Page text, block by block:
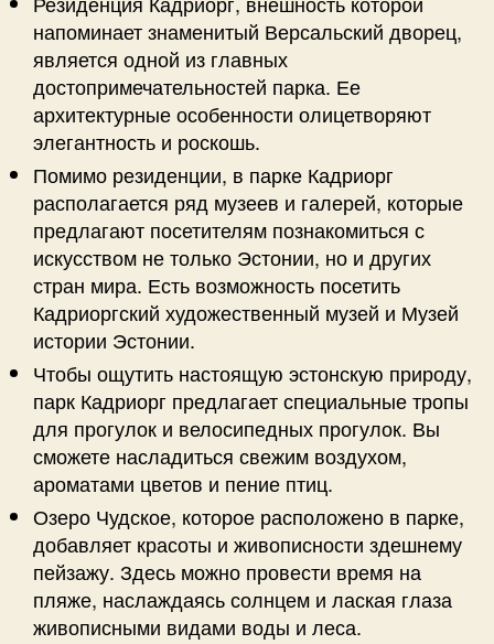
напоминает знаменитый Версальский дворец,
является одной из главных
достопримечательностей парка. Ее
архитектурные особенности олицетворяют
элегантность и роскошь.
Помимо резиденции, в парке Кадриорг
располагается ряд музеев и галерей, которые
предлагают посетителям познакомиться с
искусством не только Эстонии, но и других
стран мира. Есть возможность посетить
Кадриоргский художественный музей и Музей
истории Эстонии.
Чтобы ощутить настоящую эстонскую природу,
парк Кадриорг предлагает специальные тропы
для прогулок и велосипедных прогулок. Вы
сможете насладиться свежим воздухом,
ароматами цветов и пение птиц.
Озеро Чудское, которое расположено в парке,
добавляет красоты и живописности здешнему
пейзажу. Здесь можно провести время на
пляже, наслаждаясь солнцем и лаская глаза
живописными видами воды и леса.